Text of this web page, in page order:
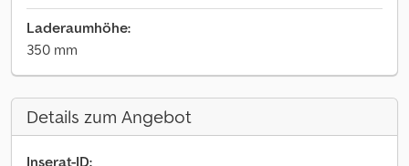
Laderaumhöhe:
350 mm
Details zum Angebot
Inserat-ID: